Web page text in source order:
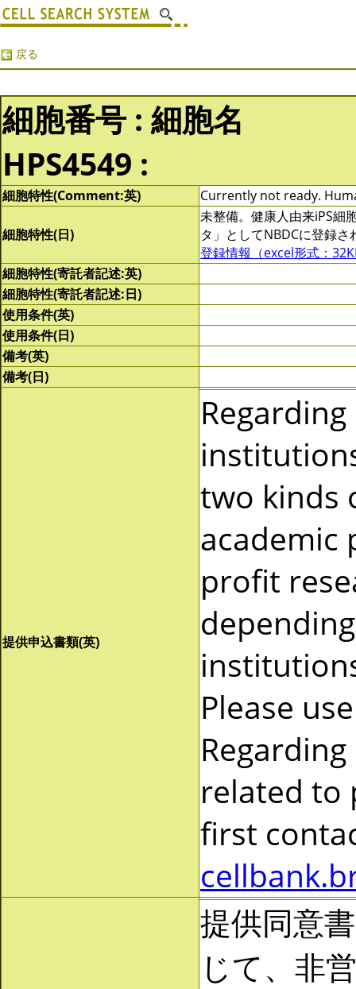
戻る
細胞番号 : 細胞名
HPS4549 :
細胞特性(Comment:英) Currently not ready.
細胞特性(日)
未整備。健康人由来iPS細
タ」としてNBDCに登録
登録情報（excel形式：
細胞特性(寄託者記述:英)
細胞特性(寄託者記述:日)
使用条件(英)
使用条件(日)
備考(英)
備考(日)
提供申込書類(英)
two kinds
academic
profit
Please
related to
first
提供同意
じて、非